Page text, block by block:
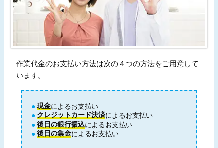
作業代金のお支払い方法は次の４つの方法をご用意して
います。
現金によるお支払い
クレジットカード決済によるお支払い
後日の銀行振込によるお支払い
後日の集金によるお支払い